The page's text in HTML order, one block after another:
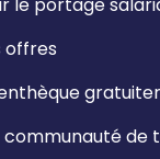
le portage
offres
communauté de